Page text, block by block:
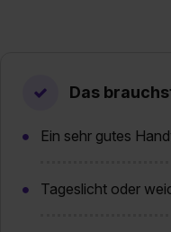
Das
Ein sehr gutes
Tageslicht oder